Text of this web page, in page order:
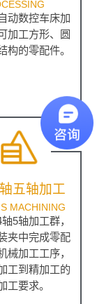
动数控车床加
加工方形、圆
构的零配件。
五轴加工
MACHINING
5轴加工群，
夹中完成零配
械加工工序，
工到精加工的
工要求。